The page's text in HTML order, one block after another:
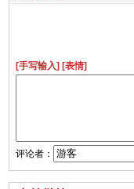
[手写输入] [表情]
评论者：